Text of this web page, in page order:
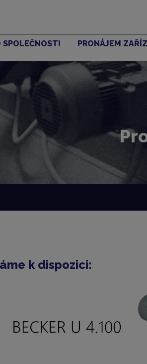
SPOLEČNOSTI PRONÁJEM
k dispozici: